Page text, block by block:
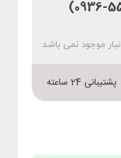
موجود نمی باشد
پشتیبانی 24 ساعته